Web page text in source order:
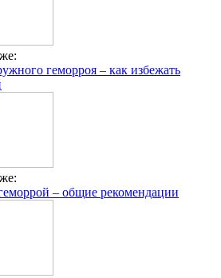
геморроя – как избежать
– общие рекомендации